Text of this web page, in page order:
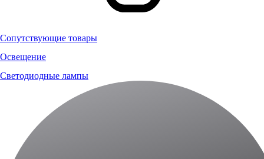
Сопутствующие товары
Освещение
Светодиодные лампы